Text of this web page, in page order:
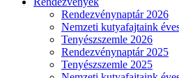
Rendezvénynaptár 2026
Nemzeti kutyafajtaink
Tenyészszemle 2026
Rendezvénynaptár 2025
Tenyészszemle 2025